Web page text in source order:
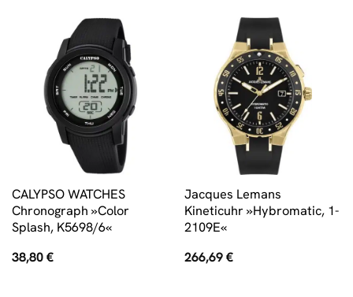
CALYPSO WATCHES
Chronograph »Color
Splash, K5698/6«
38,80€
Jacques Lemans
Kineticuhr »Hybromatic, 1-
2109E«
266,69€